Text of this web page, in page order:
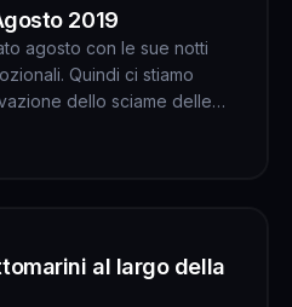
2019
agosto con le sue notti
Quindi ci stiamo
dello sciame delle
al largo della